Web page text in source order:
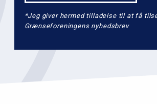
*Jeg giver hermed tilladelse til at få
Grænseforeningens nyhedsbrev